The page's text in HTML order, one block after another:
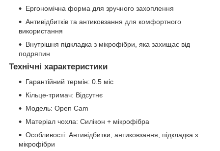
Ергономічна форма для зручного захоплення
Антивідбитків та антиковзання для комфортного
використання
Внутрішня підкладка з мікрофібри, яка захищає від
подряпин
Технічні характеристики
Гарантійний термін: 0.5 міс
Кільце-тримач: Відсутнє
Модель: Open Cam
Матеріал чохла: Силікон + мікрофібра
Особливості: Антивідбитки, антиковзання, підкладка з
мікрофібри